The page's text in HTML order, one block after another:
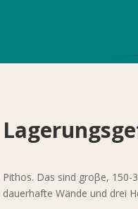
Pithos. Das sind groβe, 150-
dauerhafte Wände und drei